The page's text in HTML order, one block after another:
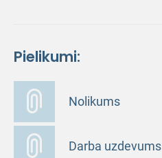
Pielikumi:
Nolikums
Darba uzdevums